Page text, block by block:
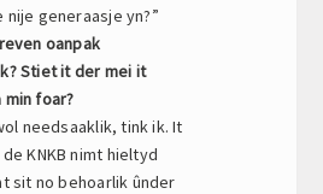
generaasje yn?”
oanpak
Stiet it der mei it
foar?
needsaaklik, tink ik. It
KNKB nimt hieltyd
sit no behoarlik ûnder